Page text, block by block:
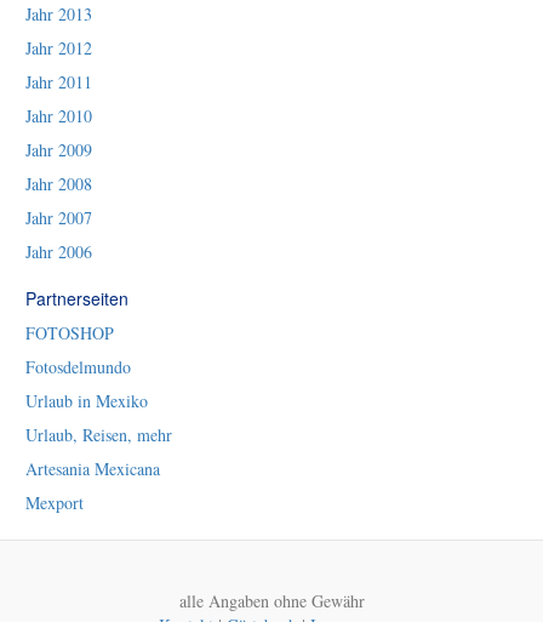
Jahr 2013
Jahr 2012
Jahr 2011
Jahr 2010
Jahr 2009
Jahr 2008
Jahr 2007
Jahr 2006
Partnerseiten
FOTOSHOP
Fotosdelmundo
Urlaub in Mexiko
Urlaub, Reisen, mehr
Artesania Mexicana
Mexport
alle Angaben ohne Gewähr